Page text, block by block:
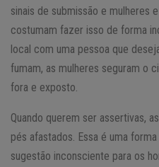
sinais de submissão e mulheres
costumam fazer isso de forma
local com uma pessoa que
fumam, as mulheres seguram o
fora e exposto.
Quando querem ser assertivas,
pés afastados. Essa é uma
sugestão inconsciente para os